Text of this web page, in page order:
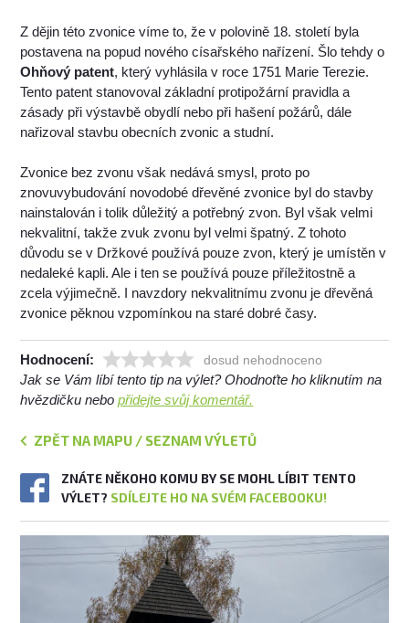
Z dějin této zvonice víme to, že v polovině 18. století byla
postavena na popud nového císařského nařízení. Šlo tehdy o
Ohňový patent, který vyhlásila v roce 1751 Marie Terezie.
Tento patent stanovoval základní protipožární pravidla a
zásady při výstavbě obydlí nebo při hašení požárů, dále
nařizoval stavbu obecních zvonic a studní.
Zvonice bez zvonu však nedává smysl, proto po
znovuvybudování novodobé dřevěné zvonice byl do stavby
nainstalován i tolik důležitý a potřebný zvon. Byl však velmi
nekvalitní, takže zvuk zvonu byl velmi špatný. Z tohoto
důvodu se v Držkové používá pouze zvon, který je umístěn v
nedaleké kapli. Ale i ten se používá pouze příležitostně a
zcela výjimečně. I navzdory nekvalitnímu zvonu je dřevěná
zvonice pěknou vzpomínkou na staré dobré časy.
Hodnocení: dosud nehodnoceno
Jak se Vám líbí tento tip na výlet? Ohodnoťte ho kliknutím na
hvězdičku nebopřidejte svůj komentář.
ZPĚT NA MAPU / SEZNAM VÝLETŮ
ZNÁTE NĚKOHO KOMU BY SE MOHL LÍBIT TENTO
VÝLET? SDÍLEJTE HO NA SVÉM FACEBOOKU!